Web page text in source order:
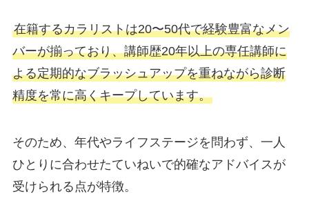
在籍するカラリストは20〜50代で経験豊富なメン
バーが揃っており、講師歴20年以上の専任講師に
よる定期的なブラッシュアップを重ねながら診断
精度を常に高くキープしています。
そのため、年代やライフステージを問わず、一人
ひとりに合わせたていねいで的確なアドバイスが
受けられる点が特徴。